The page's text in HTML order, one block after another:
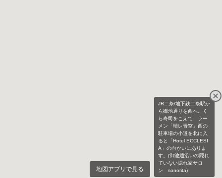
JR二条/地下鉄二条駅か
ら御池通りを西へ。く
ら寿司をこえて、ラー
メン「晴レ青空」西の
駐車場の小道を北に入
ると「Hotel ECCLESI
A」の向かいにありま
す。(御池通沿いの隠れ
ていない隠れ家サロ
ン sonorita)
地図アプリで見る